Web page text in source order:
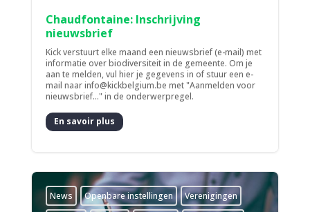
Chaudfontaine: Inschrijving
nieuwsbrief
Kick verstuurt elke maand een nieuwsbrief (e-mail) met
informatie over biodiversiteit in de gemeente. Om je
aan te melden, vul hier je gegevens in of stuur een e-
mail naar info@kickbelgium.be met "Aanmelden voor
nieuwsbrief..." in de onderwerpregel.
En savoir plus
News ­Openbare instellingen
­Verenigingen